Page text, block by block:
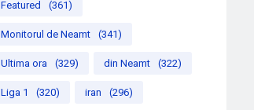
Featured (361)
Monitorul de Neamt (341)
Ultima ora (329) din Neamt (322)
Liga 1 (320) iran (296)